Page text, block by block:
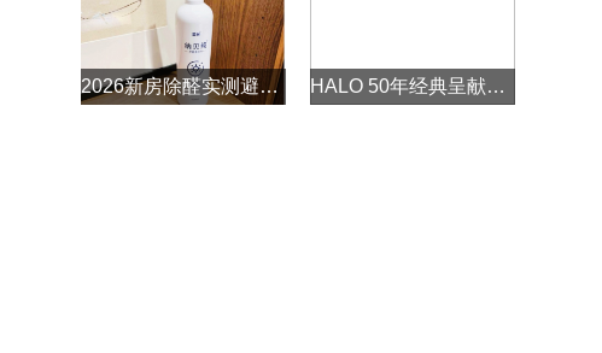
2026新房除醛实测避坑！六款主流除醛产品真实测评，告别反复超标 HALO 50年经典呈献｜2026新品首发 不忘初心 致敬生活